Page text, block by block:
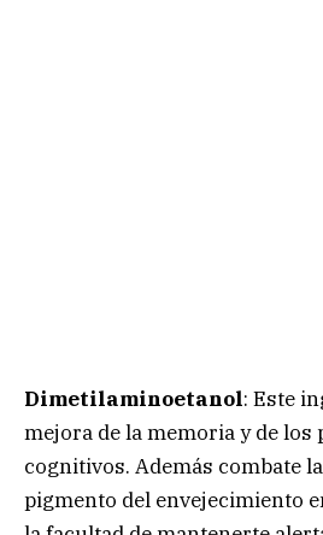
Dimetilaminoetanol: Este
mejora de la memoria y de los
cognitivos. Además combate
pigmento del envejecimiento